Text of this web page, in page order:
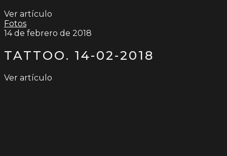
Ver artículo
Fotos
14 de febrero de 2018
TATTOO. 14-02-2018
Ver artículo